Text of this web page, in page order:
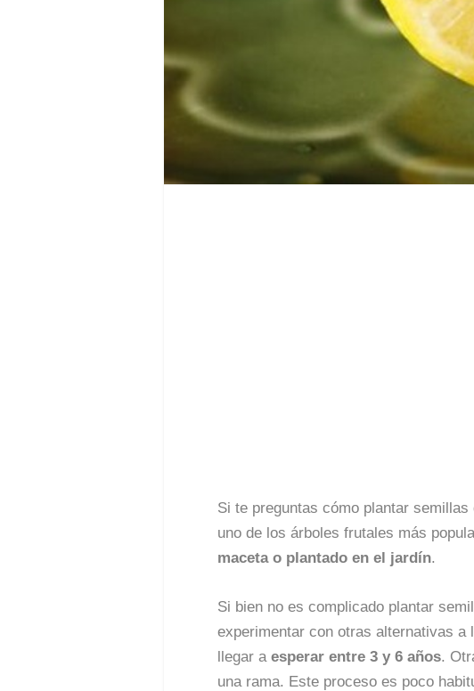
Si te preguntas cómo plantar
uno de los árboles frutales más
maceta o plantado en el jardín.
Si bien no es complicado plantar
experimentar con otras alternativas a
llegar a esperar entre 3 y 6 años.
una rama. Este proceso es poco